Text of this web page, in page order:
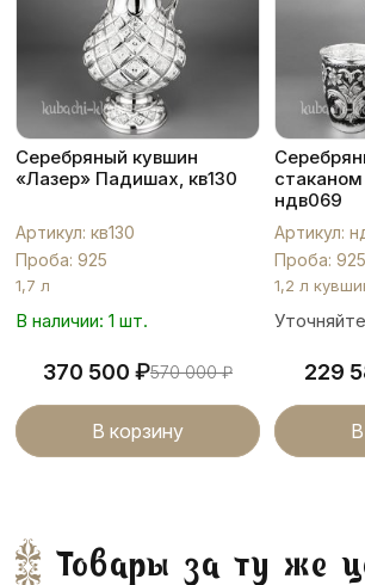
Серебряный кувшин
«Лазер» Падишах, кв130
Артикул: кв130
Проба: 925
1,7 л
В наличии: 1 шт.
370 500 ₽570 000₽
В корзину
ндв069
Артикул:
Проба: 925
1,2 л
229
Товары за ту же